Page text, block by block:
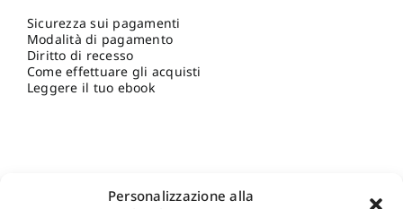
Personalizzazione alla
Sicurezza sui pagamenti
Modalità di pagamento
Diritto di recesso
Come effettuare gli acquisti
Leggere il tuo ebook